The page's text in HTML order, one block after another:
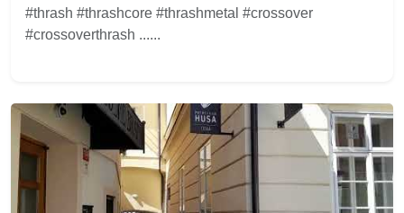
#thrash #thrashcore #thrashmetal #crossover
#crossoverthrash ......